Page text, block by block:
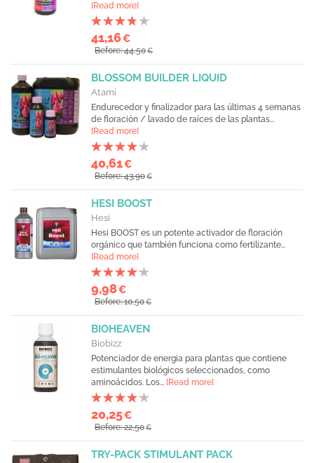
[Read more]
41,16€
Before: 44,50€
BLOSSOM BUILDER LIQUID
Atami
Endurecedor y finalizador para las últimas 4 semanas
de floración / lavado de raíces de las plantas...
[Read more]
40,61€
Before: 43,90€
HESI BOOST
Hesi
Hesi BOOST es un potente activador de floración
orgánico que también funciona como fertilizante...
[Read more]
9,98€
Before: 10,50€
BIOHEAVEN
Biobizz
Potenciador de energia para plantas que contiene
estimulantes biológicos seleccionados, como
aminoácidos. Los... [Read more]
20,25€
Before: 22,50€
TRY-PACK STIMULANT PACK